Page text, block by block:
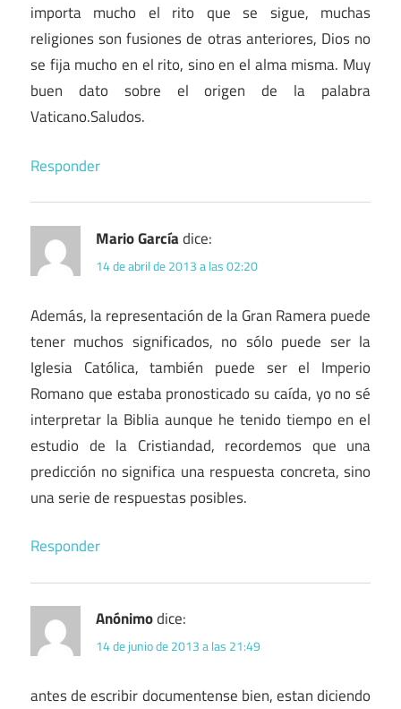
importa mucho el rito que se sigue, muchas
religiones son fusiones de otras anteriores, Dios no
se fija mucho en el rito, sino en el alma misma. Muy
buen dato sobre el origen de la palabra
Vaticano.Saludos.
Responder
Mario Garcíadice:
14 de abril de 2013 a las 02:20
Además, la representación de la Gran Ramera puede
tener muchos significados, no sólo puede ser la
Iglesia Católica, también puede ser el Imperio
Romano que estaba pronosticado su caída, yo no sé
interpretar la Biblia aunque he tenido tiempo en el
estudio de la Cristiandad, recordemos que una
predicción no significa una respuesta concreta, sino
una serie de respuestas posibles.
Responder
Anónimodice:
14 de junio de 2013 a las 21:49
antes de escribir documentense bien, estan diciendo